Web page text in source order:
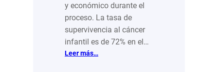
y económico durante el
proceso. La tasa de
supervivencia al cáncer
infantil es de 72% en el…
Leer más…